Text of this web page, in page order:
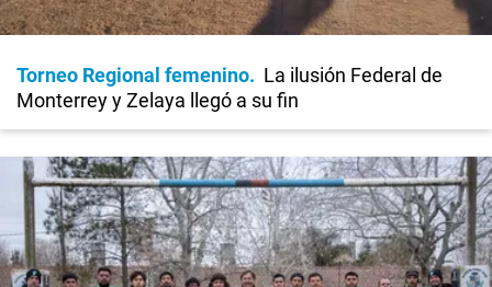
Torneo Regional femenino
La ilusión Federal de
Monterrey y Zelaya llegó a su fin